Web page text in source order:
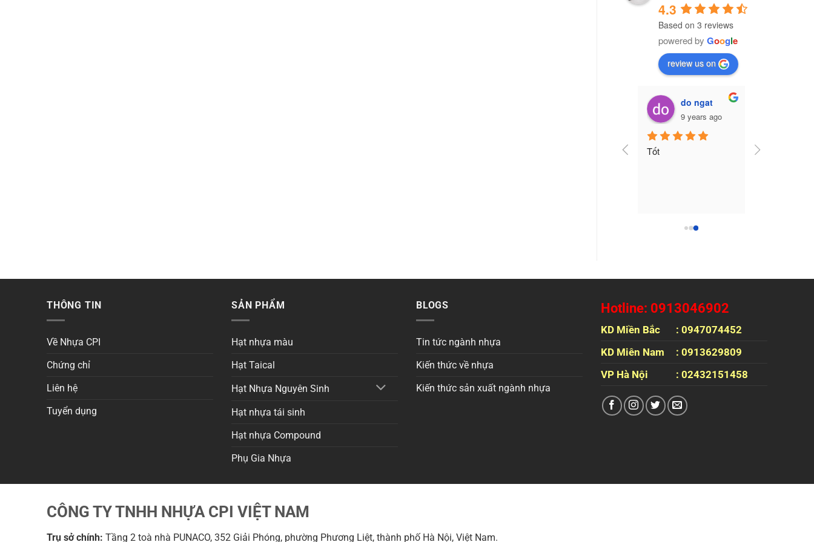
4.3
Based on 3 reviews
powered by Google
review us on
Công ty nhựa CPI Việt
do ngat
9 years ago
Tốt
THÔNG TIN
Về Nhựa CPI
Chứng chỉ
Liên hệ
Tuyển dụng
SẢN PHẨM
Hạt nhựa màu
Hạt Taical
Hạt Nhựa Nguyên Sinh
Hạt nhựa tái sinh
Hạt nhựa Compound
Phụ Gia Nhựa
BLOGS
Tin tức ngành nhựa
Kiến thức về nhựa
Kiến thức sản xuất ngành nhựa
Hotline: 0913046902
KD Miền Bắc
: 0947074452
KD Miên Nam
: 0913629809
VP Hà Nội
: 02432151458
CÔNG TY TNHH NHỰA CPI VIỆT NAM
Trụ sở chính: Tầng 2 toà nhà PUNACO, 352 Giải Phóng, phường Phương Liệt, thành phố Hà Nội, Việt Nam.